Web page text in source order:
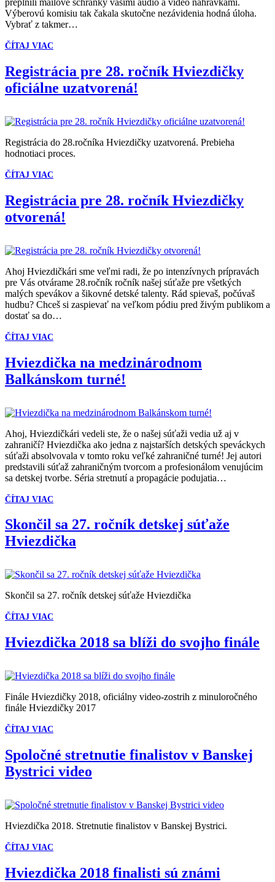
Výberovú komisiu tak čakala skutočne nezávidenia hodná úloha.
Vybrať z takmer…
ČÍTAJ VIAC
Registrácia pre 28. ročník Hviezdičky
oficiálne uzatvorená!
Registrácia do 28.ročníka Hviezdičky uzatvorená. Prebieha
hodnotiaci proces.
ČÍTAJ VIAC
Registrácia pre 28. ročník Hviezdičky
otvorená!
Ahoj Hviezdičkári sme veľmi radi, že po intenzívnych prípravách
pre Vás otvárame 28.ročník ročník našej súťaže pre všetkých
malých spevákov a šikovné detské talenty. Rád spievaš, počúvaš
hudbu? Chceš si zaspievať na veľkom pódiu pred živým publikom a
dostať sa do…
ČÍTAJ VIAC
Hviezdička na medzinárodnom
Balkánskom turné!
Ahoj, Hviezdičkári vedeli ste, že o našej súťaži vedia už aj v
zahraničí? Hviezdička ako jedna z najstarších detských speváckych
súťaži absolvovala v tomto roku veľké zahraničné turné! Jej autori
predstavili súťaž zahraničným tvorcom a profesionálom venujúcim
sa detskej tvorbe. Séria stretnutí a propagácie podujatia…
ČÍTAJ VIAC
Skončil sa 27. ročník detskej súťaže
Hviezdička
Skončil sa 27. ročník detskej súťaže Hviezdička
ČÍTAJ VIAC
Hviezdička 2018 sa blíži do svojho finále
Finále Hviezdičky 2018, oficiálny video-zostrih z minuloročného
finále Hviezdičky 2017
ČÍTAJ VIAC
Spoločné stretnutie finalistov v Banskej
Bystrici video
Hviezdička 2018. Stretnutie finalistov v Banskej Bystrici.
ČÍTAJ VIAC
Hviezdička 2018 finalisti sú známi